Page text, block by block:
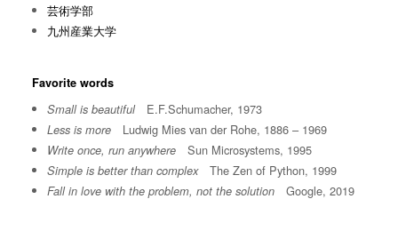
芸術学部
九州産業大学
Favorite words
Small is beautifulE.F.Schumacher, 1973
Less is more Ludwig Mies van der Rohe, 1886 – 1969
Write once, run anywhere Sun Microsystems, 1995
Simple is better than complexThe Zen of Python, 1999
Fall in love with the problem, not the solution Google, 2019